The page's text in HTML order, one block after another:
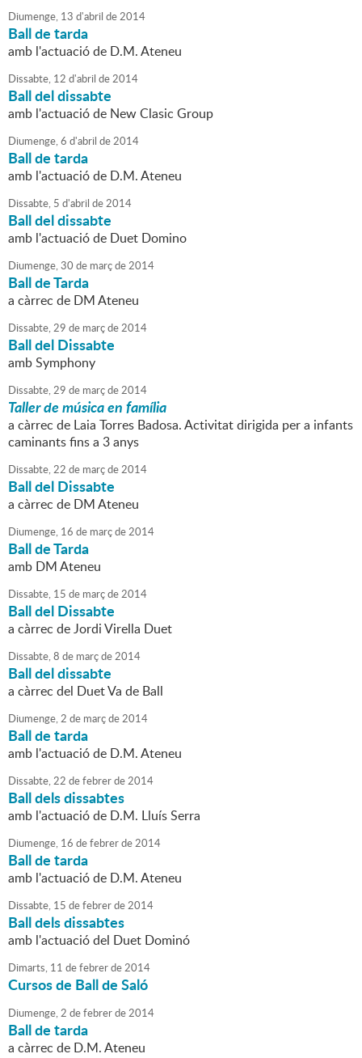
Diumenge, 13 d'abril de2014
Ball de tarda
amb l'actuació de D.M. Ateneu
Dissabte, 12 d'abril de2014
Ball del dissabte
amb l'actuació de New Clasic Group
Diumenge,6 d'abril de2014
Ball de tarda
amb l'actuació de D.M. Ateneu
Dissabte, 5 d'abril de2014
Ball del dissabte
amb l'actuació de Duet Domino
Diumenge,30 de marçde2014
Ball de Tarda
a càrrec de DM Ateneu
Dissabte,29 de marçde2014
Ball del Dissabte
amb Symphony
Dissabte,29 de marçde2014
Taller de música en família
a càrrec de Laia Torres Badosa. Activitat dirigida per a infants
caminants fins a 3 anys
Dissabte,22 de marçde2014
Ball del Dissabte
a càrrec de DM Ateneu
Diumenge, 16 de marçde2014
Ball de Tarda
amb DM Ateneu
Dissabte, 15 de marçde2014
Ball del Dissabte
a càrrec de Jordi Virella Duet
Dissabte,8 de marçde2014
Ball del dissabte
a càrrec del Duet Va de Ball
Diumenge,2 de marçde2014
Ball de tarda
amb l'actuació de D.M. Ateneu
Dissabte,22 defebrerde2014
Ball dels dissabtes
amb l'actuació de D.M. Lluís Serra
Diumenge, 16 defebrerde2014
Ball de tarda
amb l'actuació de D.M. Ateneu
Dissabte, 15 defebrerde2014
Ball dels dissabtes
amb l'actuació del Duet Dominó
Dimarts, 11 defebrerde2014
Cursos de Ball de Saló
Diumenge,2 defebrerde2014
Ball de tarda
a càrrec de D.M. Ateneu